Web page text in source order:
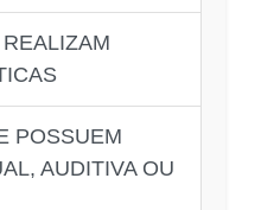
POSSUEM
AUDITIVA OU